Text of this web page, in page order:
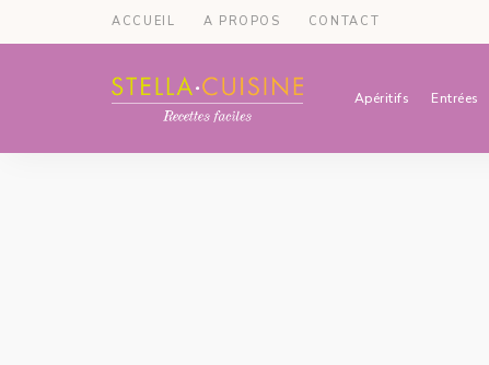
ACCUEIL A PROPOS CONTACT
Recettes
Recettes
Apéritifs Entrées